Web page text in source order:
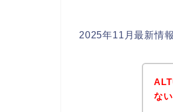
2025年11月最新情報
な